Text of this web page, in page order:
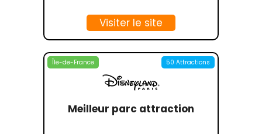
Visiter le site
Île-de-France 50 Attractions
Meilleur parc attraction